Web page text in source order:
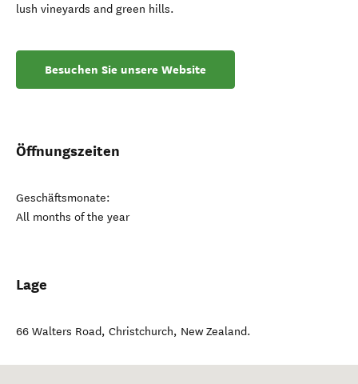
lush vineyards and green hills.
Besuchen Sie unsere Website
Öffnungszeiten
Geschäftsmonate:
All months of the year
Lage
66 Walters Road, Christchurch, New Zealand.